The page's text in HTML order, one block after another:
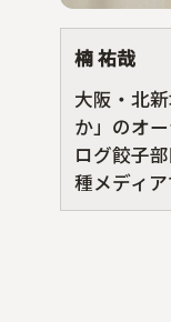
楠 祐哉
大阪・北
か」のオ
ログ餃子
種メディア